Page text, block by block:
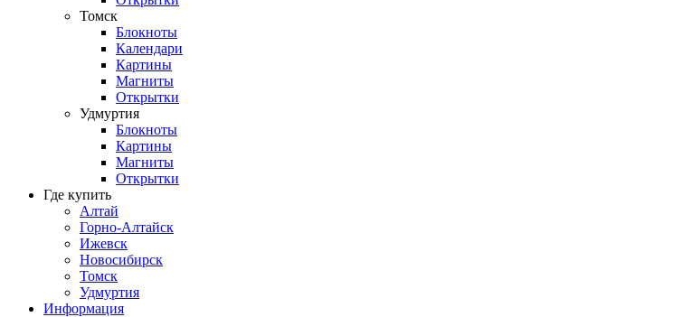
Томск
Блокноты
Календари
Картины
Магниты
Открытки
Удмуртия
Блокноты
Картины
Магниты
Открытки
Где купить
Алтай
Горно-Алтайск
Ижевск
Новосибирск
Томск
Удмуртия
Информация